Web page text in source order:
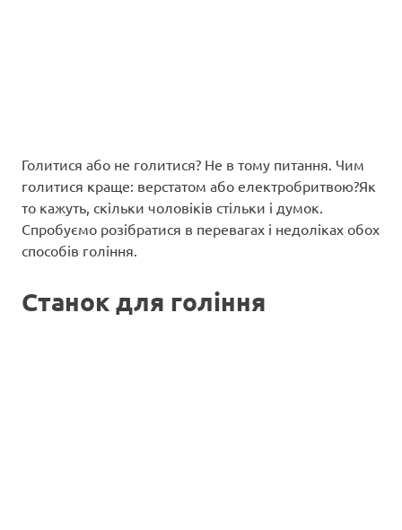
Голитися або не голитися? Не в тому питання. Чим
голитися краще: верстатом або електробритвою?Як
то кажуть, скільки чоловіків стільки і думок.
Спробуємо розібратися в перевагах і недоліках обох
способів гоління.
Станок для гоління